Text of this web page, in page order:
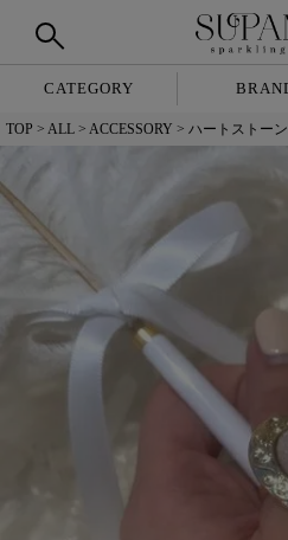
CATEGORY
TOP ALL ACCESSORY ハートストー